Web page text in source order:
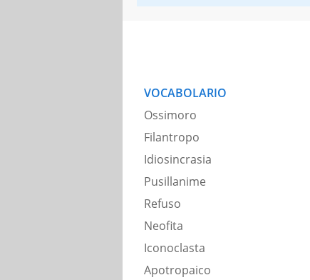
VOCABOLARIO
Ossimoro
Filantropo
Idiosincrasia
Pusillanime
Refuso
Neofita
Iconoclasta
Apotropaico